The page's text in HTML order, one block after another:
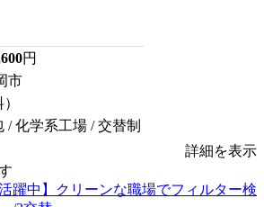
円
市
/ 化学系工場 / 交替制
詳細を表示